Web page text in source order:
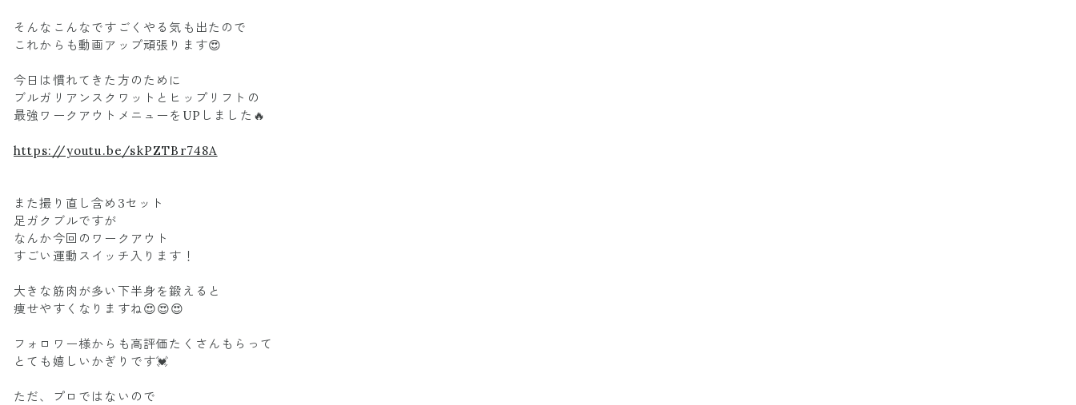
そんなこんなですごくやる気も出たので
これからも動画アップ頑張ります😍
今日は慣れてきた方のために
ブルガリアンスクワットとヒップリフトの
最強ワークアウトメニューをUPしました🔥
https://youtu.be/skPZTBr748A
また撮り直し含め3セット
足ガクブルですが
なんか今回のワークアウト
すごい運動スイッチ入ります！
大きな筋肉が多い下半身を鍛えると
痩せやすくなりますね😍😍😍
フォロワー様からも高評価たくさんもらって
とても嬉しいかぎりです💓
ただ、プロではないので